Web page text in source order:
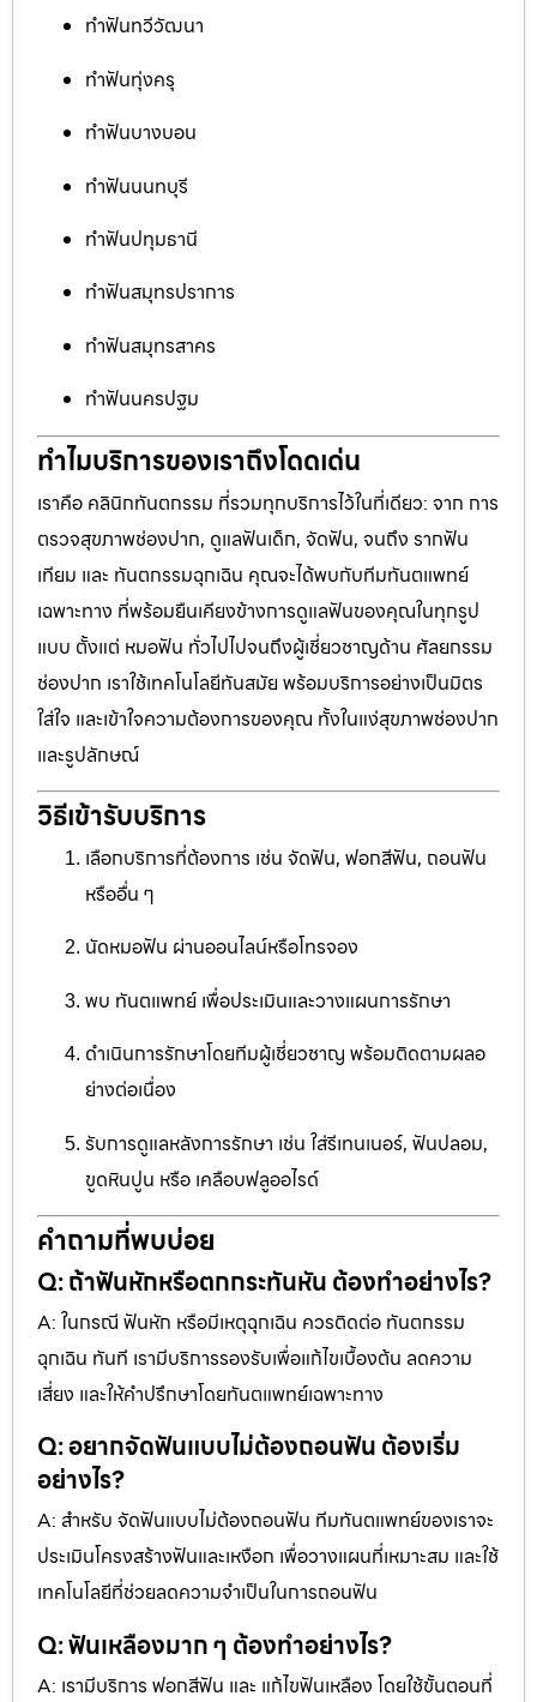
ทำฟันทวีวัฒนา
ทำฟันทุ่งครุ
ทำฟันบางบอน
ทำฟันนนทบุรี
ทำฟันปทุมธานี
ทำฟันสมุทรปราการ
ทำฟันสมุทรสาคร
ทำฟันนครปฐม
ทำไมบริการของเราถึงโดดเด่น
เราคือ คลินิกทันตกรรม ที่รวมทุกบริการไว้ในที่เดียว: จาก การ
ตรวจสุขภาพช่องปาก, ดูแลฟันเด็ก, จัดฟัน, จนถึง รากฟัน
เทียม และ ทันตกรรมฉุกเฉิน คุณจะได้พบกับทีมทันตแพทย์
เฉพาะทาง ที่พร้อมยืนเคียงข้างการดูแลฟันของคุณในทุกรูป
แบบ ตั้งแต่ หมอฟัน ทั่วไปไปจนถึงผู้เชี่ยวชาญด้าน ศัลยกรรม
ช่องปาก เราใช้เทคโนโลยีทันสมัย พร้อมบริการอย่างเป็นมิตร
ใส่ใจ และเข้าใจความต้องการของคุณ ทั้งในแง่สุขภาพช่องปาก
และรูปลักษณ์
วิธีเข้ารับบริการ
เลือกบริการที่ต้องการ เช่น จัดฟัน, ฟอกสีฟัน, ถอนฟัน
หรืออื่น ๆ
นัดหมอฟัน ผ่านออนไลน์หรือโทรจอง
พบ ทันตแพทย์ เพื่อประเมินและวางแผนการรักษา
ดำเนินการรักษาโดยทีมผู้เชี่ยวชาญ พร้อมติดตามผลอ
ย่างต่อเนื่อง
รับการดูแลหลังการรักษา เช่น ใส่รีเทนเนอร์, ฟันปลอม,
ขูดหินปูน หรือ เคลือบฟลูออไรด์
คำถามที่พบบ่อย
Q: ถ้าฟันหักหรือตกกระทันหัน ต้องทำอย่างไร?
A: ในกรณี ฟันหัก หรือมีเหตุฉุกเฉิน ควรติดต่อ ทันตกรรม
ฉุกเฉิน ทันที เรามีบริการรองรับเพื่อแก้ไขเบื้องต้น ลดความ
เสี่ยง และให้คำปรึกษาโดยทันตแพทย์เฉพาะทาง
Q: อยากจัดฟันแบบไม่ต้องถอนฟัน ต้องเริ่ม
อย่างไร?
A: สำหรับ จัดฟันแบบไม่ต้องถอนฟัน ทีมทันตแพทย์ของเราจะ
ประเมินโครงสร้างฟันและเหงือก เพื่อวางแผนที่เหมาะสม และใช้
เทคโนโลยีที่ช่วยลดความจำเป็นในการถอนฟัน
Q: ฟันเหลืองมาก ๆ ต้องทำอย่างไร?
A: เรามีบริการ ฟอกสีฟัน และ แก้ไขฟันเหลือง โดยใช้ขั้นตอนที่